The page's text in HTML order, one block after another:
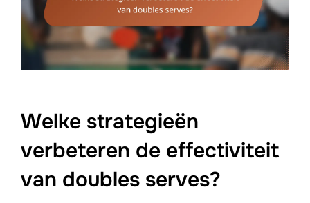
Welke strategieën
verbeteren de effectiviteit
van doubles serves?